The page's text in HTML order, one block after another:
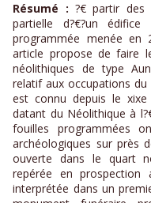
Résumé : ?€ partir des
partielle d?€?un
programmée menée
article propose de faire
néolithiques de type
relatif aux occupations
est connu depuis le
datant du Néolithique à
fouilles programmées
archéologiques sur près
ouverte dans le quart
repérée en prospection
interprétée dans un